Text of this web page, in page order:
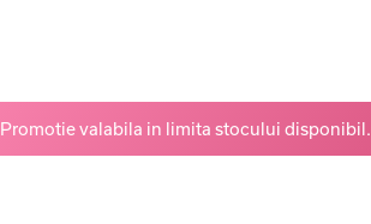
Promotie valabila in limita stocului disponibil.